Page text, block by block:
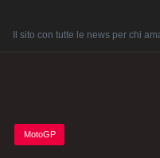
Il sito con tutte le news per chi
Posted
in
MotoGP